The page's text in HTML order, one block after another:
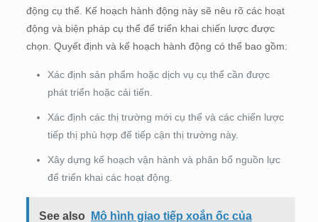
động cụ thể. Kế hoạch hành động này sẽ nêu rõ các hoạt
động và biện pháp cụ thể để triển khai chiến lược được
chọn. Quyết định và kế hoạch hành động có thể bao gồm:
Xác định sản phẩm hoặc dịch vụ cụ thể cần được
phát triển hoặc cải tiến.
Xác định các thị trường mới cụ thể và các chiến lược
tiếp thị phù hợp để tiếp cận thị trường này.
Xây dựng kế hoạch vận hành và phân bổ nguồn lực
để triển khai các hoạt động.
See also
Mô hình giao tiếp xoắn ốc của